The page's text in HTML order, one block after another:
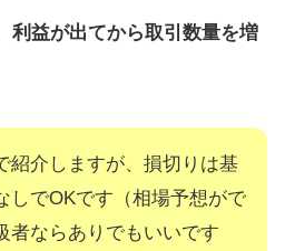
利益が出てから取引数量を増
紹介しますが、損切りは基
しでOKです（相場予想がで
者ならありでもいいです